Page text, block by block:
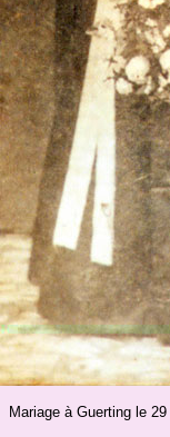
Mariage à Guerting le